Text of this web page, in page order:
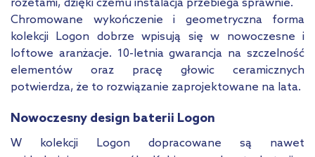
rozetami, dzięki czemu instalacja przebiega sprawnie.
Chromowane wykończenie i geometryczna forma
kolekcji Logon dobrze wpisują się w nowoczesne i
loftowe aranżacje. 10-letnia gwarancja na szczelność
elementów oraz pracę głowic ceramicznych
potwierdza, że to rozwiązanie zaprojektowane na lata.
Nowoczesny design baterii Logon
W kolekcji Logon dopracowane są nawet